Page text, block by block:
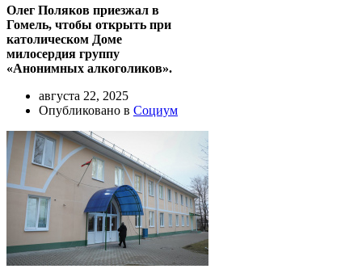
Олег Поляков приезжал в
Гомель, чтобы открыть при
католическом Доме
милосердия группу
«Анонимных алкоголиков».
августа 22, 2025
Опубликовано в Социум